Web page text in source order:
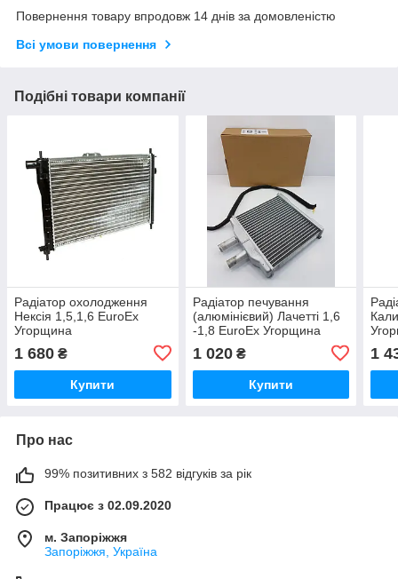
Повернення товару впродовж 14 днів за домовленістю
Всі умови повернення
Подібні товари компанії
Радіатор охолодження
Нексія 1,5,1,6 EuroEx
Угорщина
1 680 ₴
Купити
Радіатор печування
(алюмінієвий) Лачетті 1,6
-1,8 EuroEx Угорщина
1 020₴
Купити
1
Про нас
99% позитивних з 582 відгуків за рік
Працює з 02.09.2020
м. Запоріжжя
Запоріжжя, Україна